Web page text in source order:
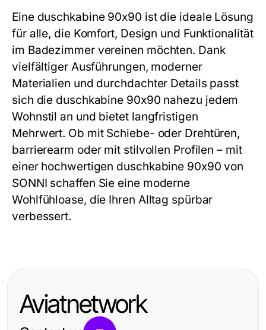
Eine duschkabine 90x90 ist die ideale Lösung
für alle, die Komfort, Design und Funktionalität
im Badezimmer vereinen möchten. Dank
vielfältiger Ausführungen, moderner
Materialien und durchdachter Details passt
sich die duschkabine 90x90 nahezu jedem
Wohnstil an und bietet langfristigen
Mehrwert. Ob mit Schiebe- oder Drehtüren,
barrierearm oder mit stilvollen Profilen – mit
einer hochwertigen duschkabine 90x90 von
SONNI schaffen Sie eine moderne
Wohlfühloase, die Ihren Alltag spürbar
verbessert.
Aviatnetwork